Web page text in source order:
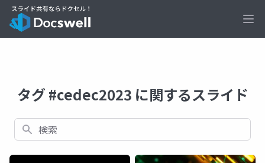
タグ #cedec2023 に関するスライド
検索